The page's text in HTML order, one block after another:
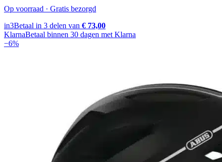
Op voorraad · Gratis bezorgd
in3Betaal in 3 delen van € 73,00
KlarnaBetaal binnen 30 dagen met Klarna
−6%